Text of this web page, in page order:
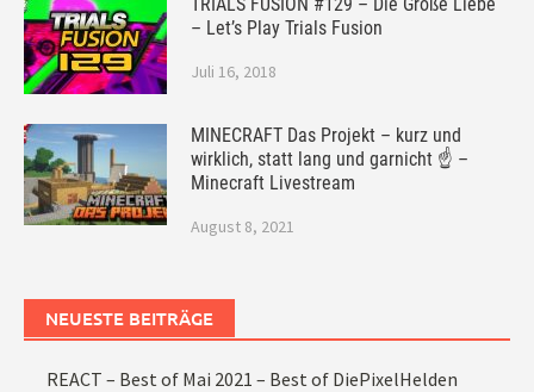
– Let’s Play Trials Fusion
Juli 16, 2018
MINECRAFT Das Projekt – kurz und
wirklich, statt lang und garnicht ☝ –
Minecraft Livestream
August 8, 2021
NEUESTE BEITRÄGE
REACT – Best of Mai 2021 – Best of DiePixelHelden